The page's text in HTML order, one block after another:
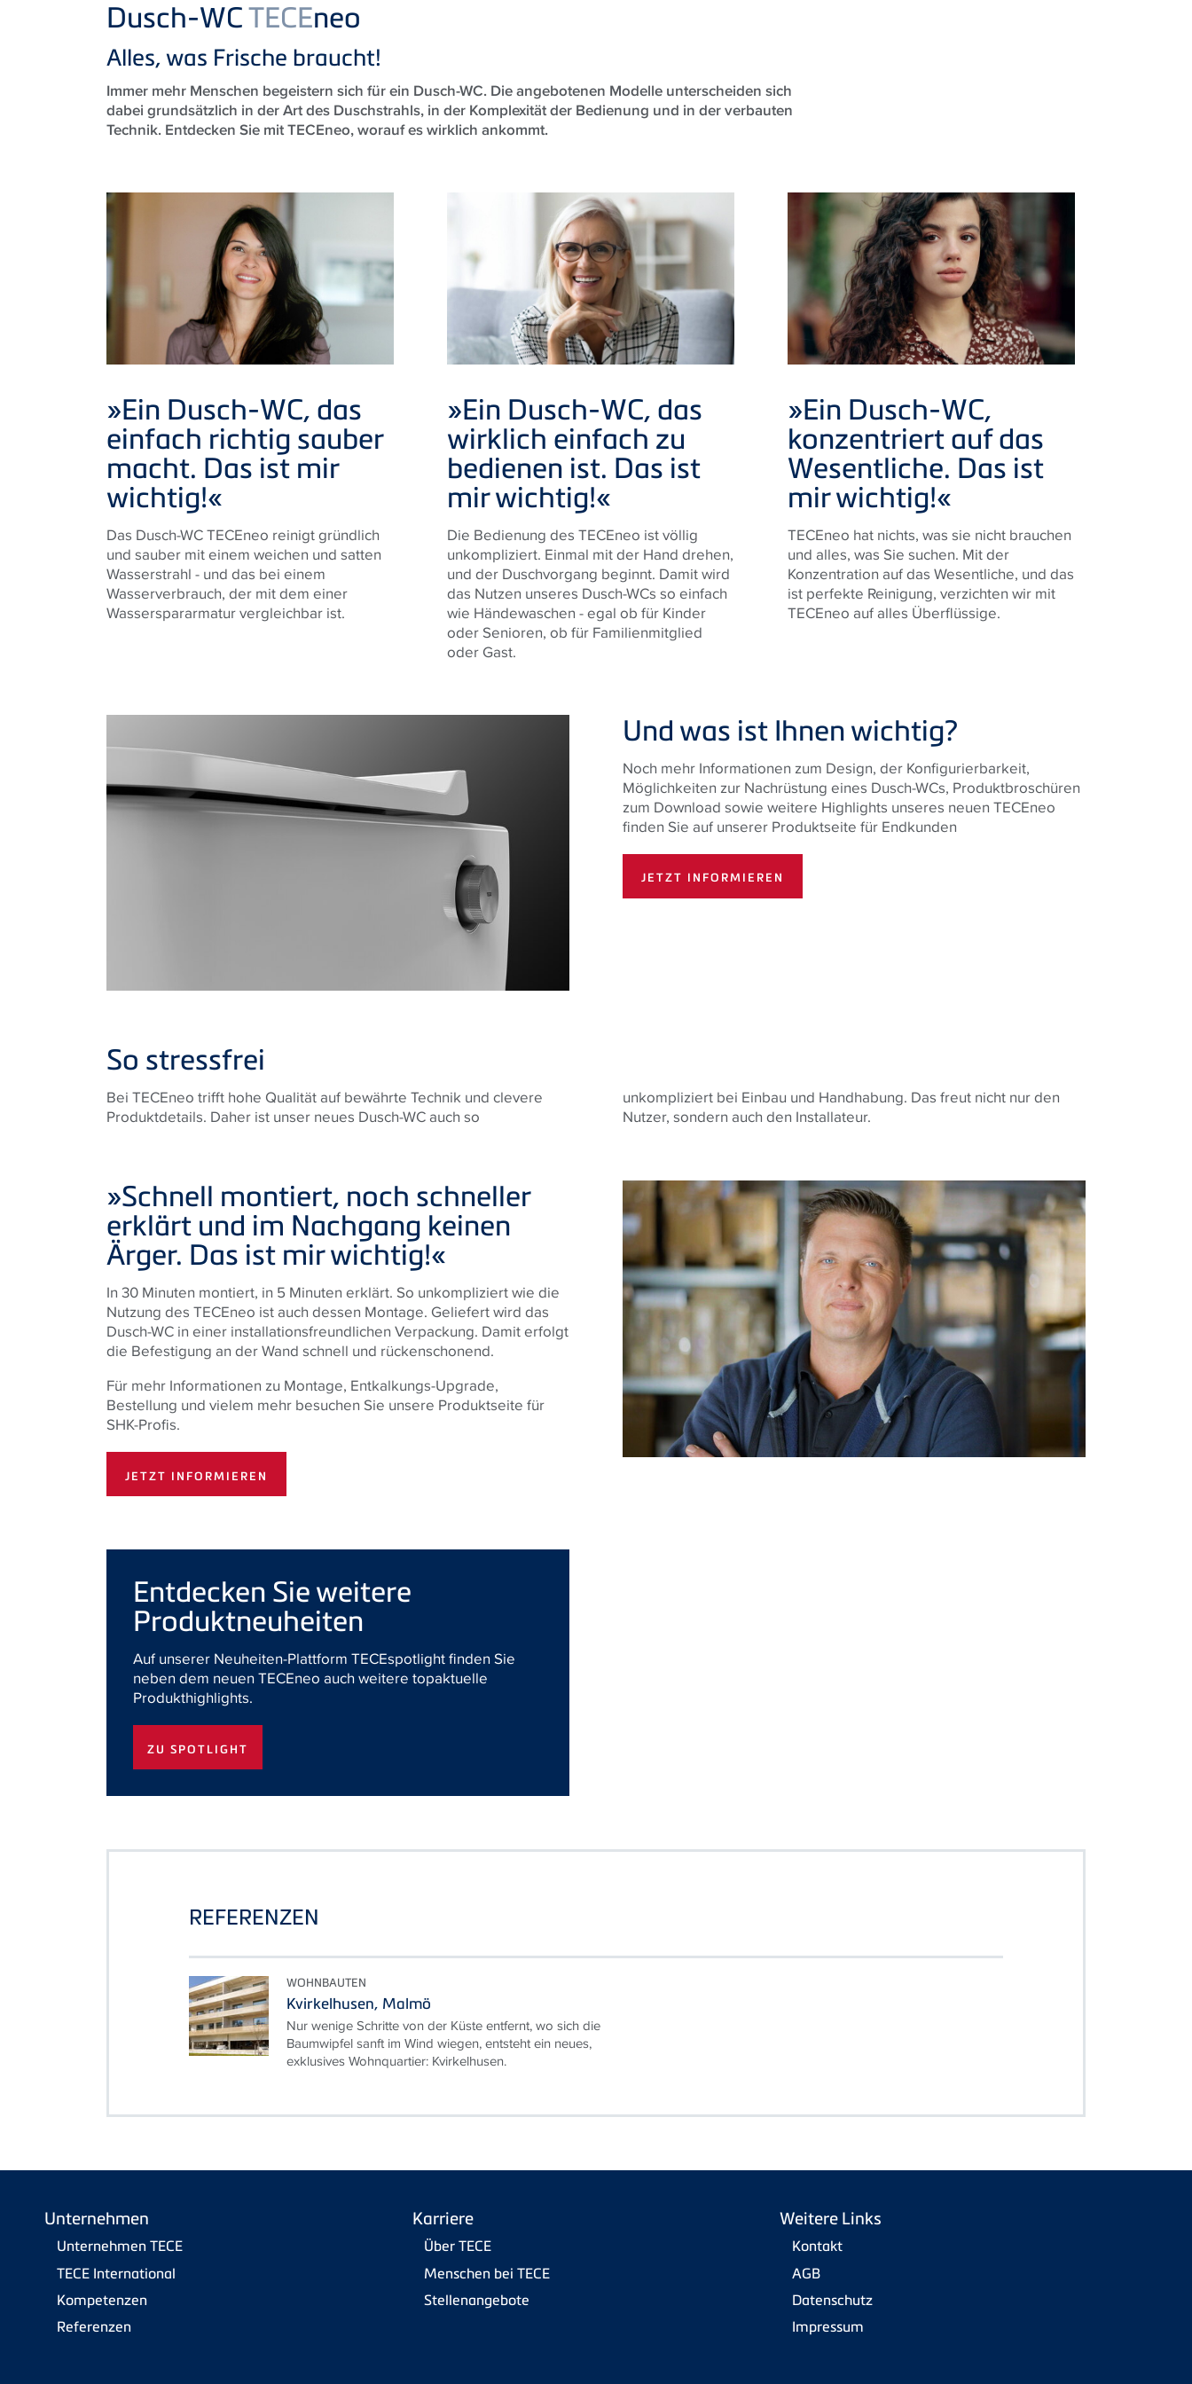
Dusch-WCTECEneo
Alles, was Frische braucht!
Immer mehr Menschen begeistern sich für ein Dusch-WC. Die angebotenen Modelle unterscheiden sich
dabei grundsätzlich in der Art des Duschstrahls, in der Komplexität der Bedienung und in der verbauten
Technik. Entdecken Sie mit TECEneo, worauf es wirklich ankommt.
»Ein Dusch-WC, das
einfach richtig sauber
macht. Das ist mir
wichtig!«
Das Dusch-WCTECEneo reinigt gründlich
und sauber mit einem weichen und satten
Wasserstrahl - und das bei einem
Wasserverbrauch, der mit dem einer
Wasserspararmatur vergleichbar ist.
»Ein Dusch-WC, das
wirklich einfach zu
bedienen ist. Das ist
mir wichtig!«
Die Bedienung desTECEneo ist völlig
unkompliziert. Einmal mit der Hand drehen,
und der Duschvorgang beginnt. Damit wird
das Nutzen unseres Dusch-WCs so einfach
wie Händewaschen - egal ob für Kinder
oder Senioren, ob für Familienmitglied
oder Gast.
»Ein Dusch-WC,
konzentriert auf das
Wesentliche. Das ist
mir wichtig!«
TECEneo hat nichts, was sie nicht brauchen
und alles, was Sie suchen. Mit der
Konzentration auf das Wesentliche, und das
ist perfekte Reinigung, verzichten wir mit
TECEneo auf alles Überflüssige.
Und was ist Ihnen wichtig?
Noch mehr Informationen zum Design, der Konfigurierbarkeit,
Möglichkeiten zur Nachrüstung eines Dusch-WCs, Produktbroschüren
zum Download sowie weitere Highlights unseres neuen TECEneo
finden Sie auf unserer Produktseite für Endkunden
JETZT INFORMIEREN
So stressfrei
Bei TECEneo trifft hohe Qualität auf bewährte Technik und clevere
Produktdetails. Daher ist unser neues Dusch-WC auch so
unkompliziert bei Einbau und Handhabung. Das freut nicht nur den
Nutzer, sondern auch den Installateur.
»Schnell montiert, noch schneller
erklärt und im Nachgang keinen
Ärger. Das ist mir wichtig!«
In 30 Minuten montiert, in 5 Minuten erklärt. So unkompliziert wie die
Nutzung des TECEneo ist auch dessen Montage. Geliefert wird das
Dusch-WC in einer installationsfreundlichen Verpackung. Damit erfolgt
die Befestigung an der Wand schnell und rückenschonend.
Für mehr Informationen zu Montage, Entkalkungs-Upgrade,
Bestellung und vielem mehr besuchen Sie unsere Produktseite für
SHK-Profis.
JETZT INFORMIEREN
Entdecken Sie weitere
Produktneuheiten
Auf unserer Neuheiten-Plattform TECEspotlight finden Sie
neben dem neuen TECEneo auch weitere topaktuelle
Produkthighlights.
ZU SPOTLIGHT
REFERENZEN
WOHNBAUTEN
Kvirkelhusen, Malmö
Nur wenige Schritte von der Küste entfernt, wo sich die
Baumwipfel sanft im Wind wiegen, entsteht ein neues,
exklusives Wohnquartier: Kvirkelhusen.
Unternehmen
Unternehmen TECE
TECE International
Kompetenzen
Referenzen
Karriere
Über TECE
Menschen bei TECE
Stellenangebote
Weitere Links
Kontakt
AGB
Datenschutz
Impressum